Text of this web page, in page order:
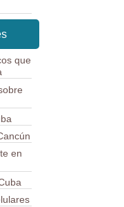
que
en